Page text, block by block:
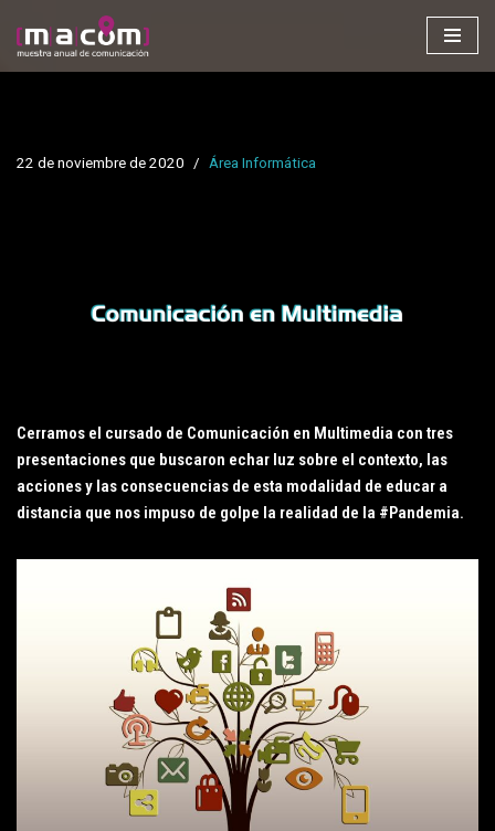
Saltar
22 de noviembre de 2020 Área Informática
Cerramos el cursado de Comunicación en Multimedia con tres
presentaciones que buscaron echar luz sobre el contexto, las
acciones y las consecuencias de esta modalidad de educar a
distancia que nos impuso de golpe la realidad de la #Pandemia.